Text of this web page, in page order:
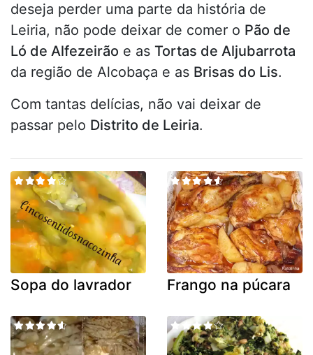
deseja perder uma parte da história de
Leiria, não pode deixar de comer o Pão de
Ló de Alfezeirão e as Tortas de Aljubarrota
da região de Alcobaça e as Brisas do Lis.
Com tantas delícias, não vai deixar de
passar pelo Distrito de Leiria.
Sopa do lavrador Frango na púcara